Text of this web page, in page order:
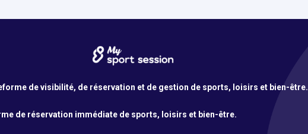
de visibilité, de réservation et de gestion de sports, loisirs et bien-être.
de réservation immédiate de sports, loisirs et bien-être.